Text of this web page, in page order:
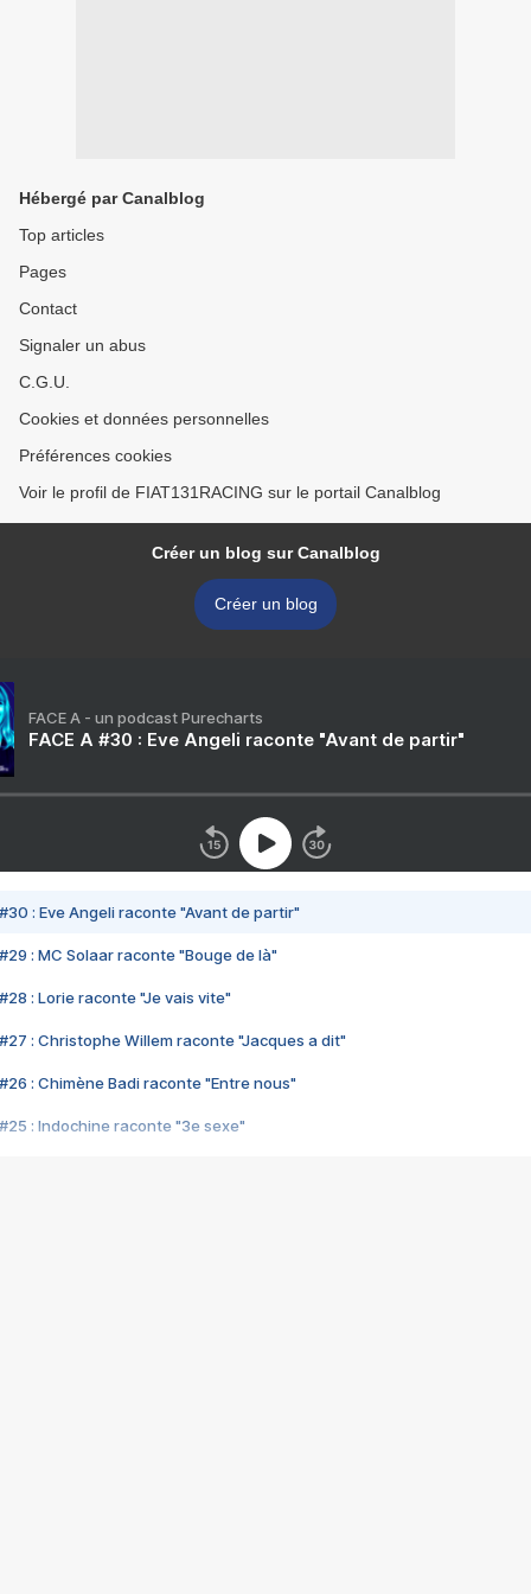
Hébergé par Canalblog
Top articles
Pages
Contact
Signaler un abus
C.G.U.
Cookies et données personnelles
Préférences cookies
Voir le profil de FIAT131RACING sur le portail Canalblog
Créer un blog sur Canalblog
Créer un blog
FACE A - un podcast Purecharts
FACE A #30 : Eve Angeli raconte "Avant de partir"
#30 : Eve Angeli raconte "Avant de partir"
#29 : MC Solaar raconte "Bouge de là"
#28 : Lorie raconte "Je vais vite"
#27 : Christophe Willem raconte "Jacques a dit"
#26 : Chimène Badi raconte "Entre nous"
#25 : Indochine raconte "3e sexe"